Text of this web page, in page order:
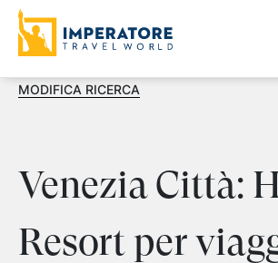
MODIFICA RICERCA
Venezia Città:
Resort per